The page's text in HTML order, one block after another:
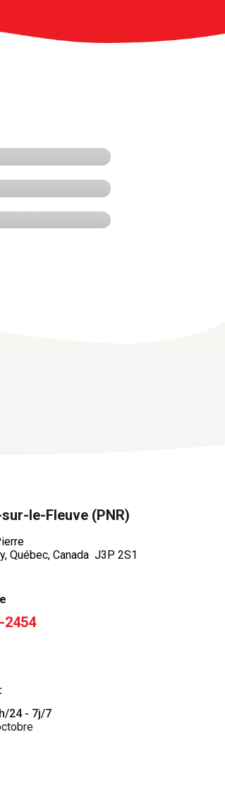
le-Fleuve (PNR)
Québec, Canada J3P 2S1
2454
24 - 7j/7